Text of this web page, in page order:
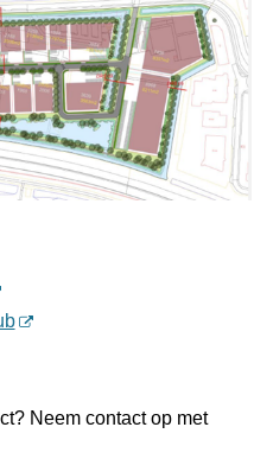
Neem contact op met